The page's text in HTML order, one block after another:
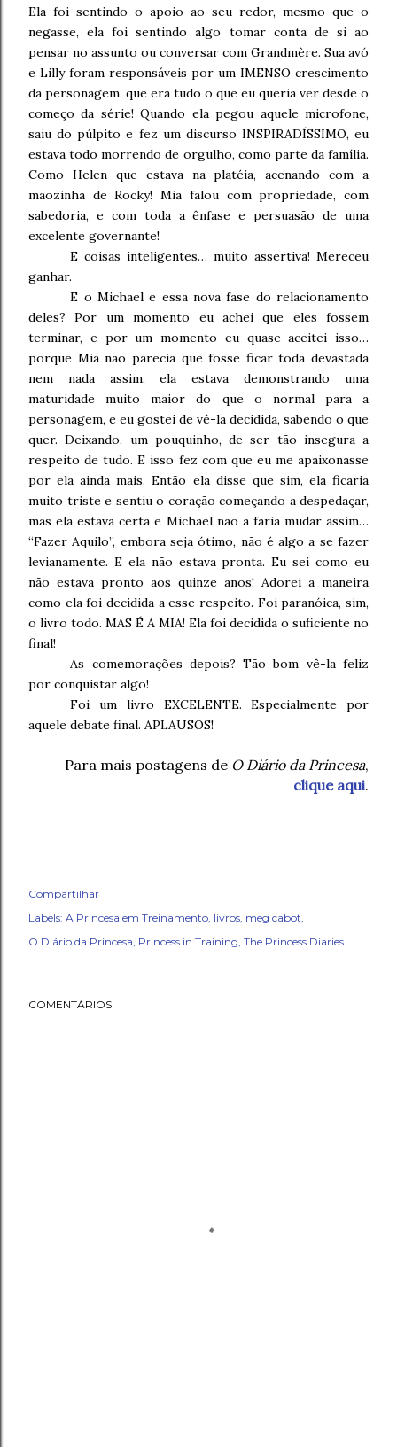
Ela foi sentindo o apoio ao seu redor, mesmo que o
negasse, ela foi sentindo algo tomar conta de si ao
pensar no assunto ou conversar com Grandmère. Sua avó
e Lilly foram responsáveis por um IMENSO crescimento
da personagem, que era tudo o que eu queria ver desde o
começo da série! Quando ela pegou aquele microfone,
saiu do púlpito e fez um discurso INSPIRADÍSSIMO, eu
estava todo morrendo de orgulho, como parte da família.
Como Helen que estava na platéia, acenando com a
mãozinha de Rocky! Mia falou com propriedade, com
sabedoria, e com toda a ênfase e persuasão de uma
excelente governante!
E coisas inteligentes… muito assertiva! Mereceu
ganhar.
E o Michael e essa nova fase do relacionamento
deles? Por um momento eu achei que eles fossem
terminar, e por um momento eu quase aceitei isso…
porque Mia não parecia que fosse ficar toda devastada
nem nada assim, ela estava demonstrando uma
maturidade muito maior do que o normal para a
personagem, e eu gostei de vê-la decidida, sabendo o que
quer. Deixando, um pouquinho, de ser tão insegura a
respeito de tudo. E isso fez com que eu me apaixonasse
por ela ainda mais. Então ela disse que sim, ela ficaria
muito triste e sentiu o coração começando a despedaçar,
mas ela estava certa e Michael não a faria mudar assim…
“Fazer Aquilo”, embora seja ótimo, não é algo a se fazer
levianamente. E ela não estava pronta. Eu sei como eu
não estava pronto aos quinze anos! Adorei a maneira
como ela foi decidida a esse respeito. Foi paranóica, sim,
o livro todo. MAS É A MIA! Ela foi decidida o suficiente no
final!
As comemorações depois? Tão bom vê-la feliz
por conquistar algo!
Foi um livro EXCELENTE. Especialmente por
aquele debate final. APLAUSOS!
Para mais postagens de O Diário da Princesa,
clique aqui.
Compartilhar
Labels: A Princesa em Treinamento livros meg cabot
O Diário da Princesa Princess in Training The Princess Diaries
COMENTÁRIOS